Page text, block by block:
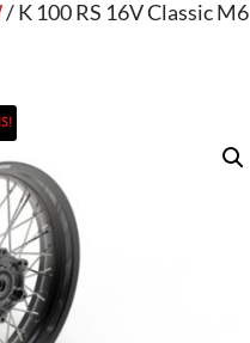
/ K 100 RS 16V Classic M6